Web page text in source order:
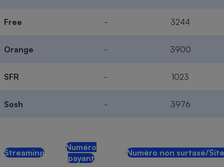
Free - 3244
Orange - 3900
SFR - 1023
Sosh - 3976
Streaming
Numéro
payant
Numéro non surtaxé/